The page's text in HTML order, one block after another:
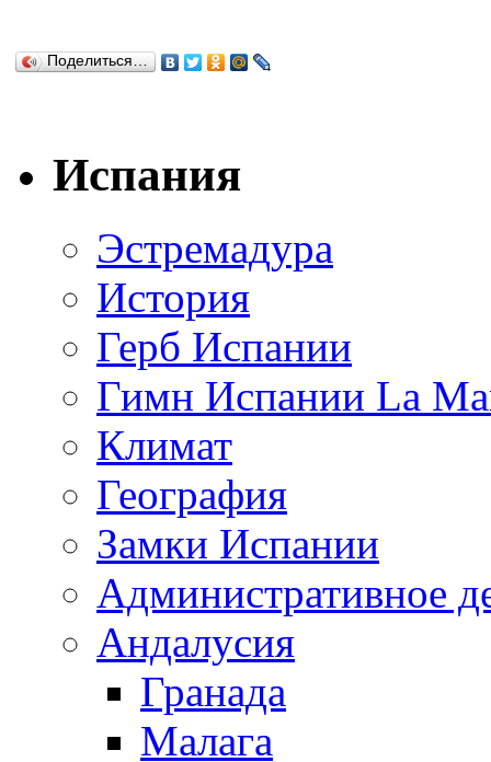
Поделиться…
Испания
Эстремадура
История
Герб Испании
Гимн Испании La
Климат
География
Замки Испании
Административное
Андалусия
Гранада
Малага